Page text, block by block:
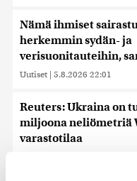
Nämä ihmiset
herkemmin sydän- ja
verisuonitauteihin,
Uutiset | 5.8.2026 22:01
Reuters: Ukraina on
miljoona neliömetriä
varastotilaa